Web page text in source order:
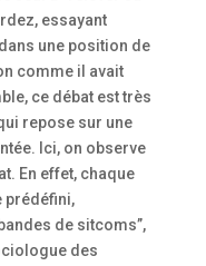
essayant
une position de
comme il avait
ce débat est très
repose sur une
Ici, on observe
En effet, chaque
prédéfini,
de sitcoms”,
des